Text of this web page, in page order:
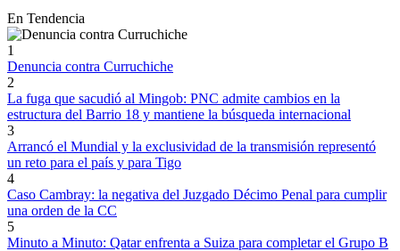
En Tendencia
1
Denuncia contra Curruchiche
2
La fuga que sacudió al Mingob: PNC admite cambios en la
estructura del Barrio 18 y mantiene la búsqueda internacional
3
Arrancó el Mundial y la exclusividad de la transmisión representó
un reto para el país y para Tigo
4
Caso Cambray: la negativa del Juzgado Décimo Penal para cumplir
una orden de la CC
5
Minuto a Minuto: Qatar enfrenta a Suiza para completar el Grupo B